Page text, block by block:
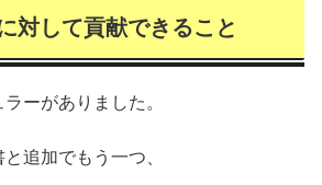
対して貢献できること
ーがありました。
追加でもう一つ、